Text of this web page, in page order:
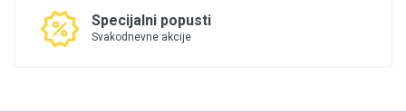
Specijalni popusti
Svakodnevne akcije